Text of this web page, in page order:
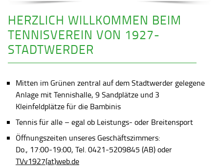
HERZLICH WILLKOMMEN BEIM
TENNISVEREIN VON 1927-
STADTWERDER
Mitten im Grünen zentral auf dem Stadtwerder gelegene
Anlage mit Tennishalle, 9 Sandplätze und 3
Kleinfeldplätze für die Bambinis
Tennis für alle – egal ob Leistungs- oder Breitensport
Öffnungszeiten unseres Geschäftszimmers:
Do., 17:00-19:00, Tel. 0421-5209845 (AB) oder
TVv1927(at)web.de